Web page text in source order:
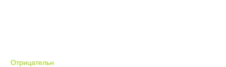
Отрицательн